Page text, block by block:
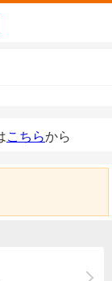
こちらから